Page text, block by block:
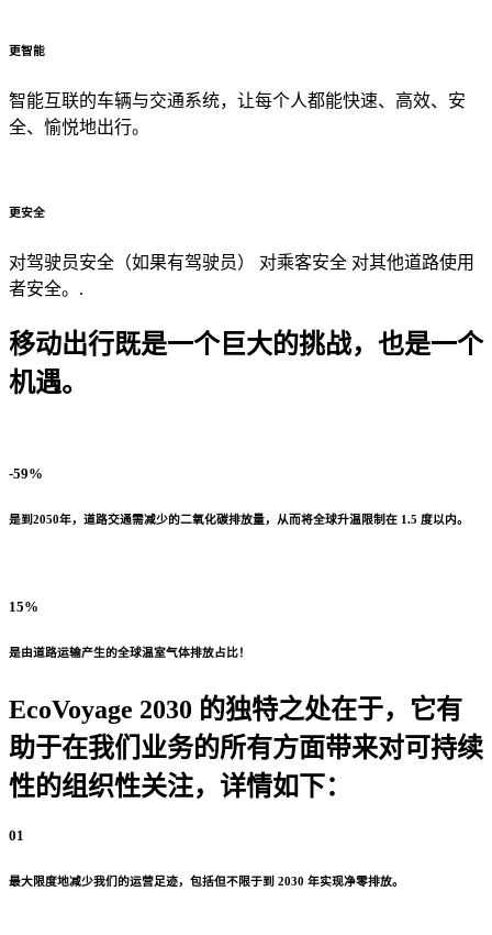
更智能
智能互联的车辆与交通系统，让每个人都能快速、高效、安
全、愉悦地出行。
更安全
对驾驶员安全（如果有驾驶员） 对乘客安全 对其他道路使用
者安全。.
移动出行既是一个巨大的挑战，也是一个
机遇。
-59%
是到2050年，道路交通需减少的二氧化碳排放量，从而将全球升温限制在 1.5 度以内。
15%
是由道路运输产生的全球温室气体排放占比！
EcoVoyage 2030 的独特之处在于，它有
助于在我们业务的所有方面带来对可持续
性的组织性关注，详情如下：
01
最大限度地减少我们的运营足迹，包括但不限于到 2030 年实现净零排放。